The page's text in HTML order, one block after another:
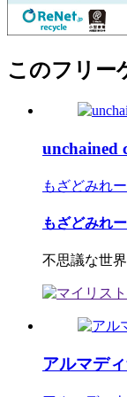
このフリー
unchained
もざどみれ
もざどみれ
不思議な世
アルマデ